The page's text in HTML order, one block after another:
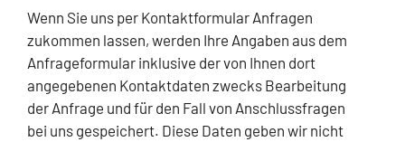
Wenn Sie uns per Kontaktformular Anfragen
zukommen lassen, werden Ihre Angaben aus dem
Anfrageformular inklusive der von Ihnen dort
angegebenen Kontaktdaten zwecks Bearbeitung
der Anfrage und für den Fall von Anschlussfragen
bei uns gespeichert. Diese Daten geben wir nicht